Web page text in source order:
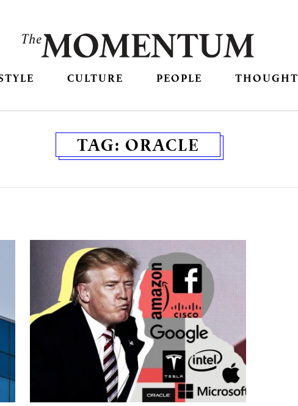
CULTURE PEOPLE THOUGHT
TAG: ORACLE